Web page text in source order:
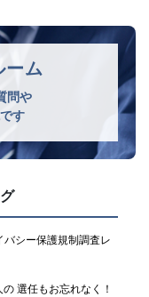
ーム
問や
す
バシー保護規制調査レ
選任もお忘れなく！